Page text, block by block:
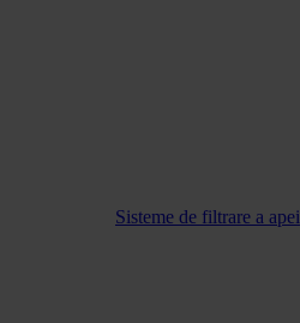
Sisteme de filtrare a apei